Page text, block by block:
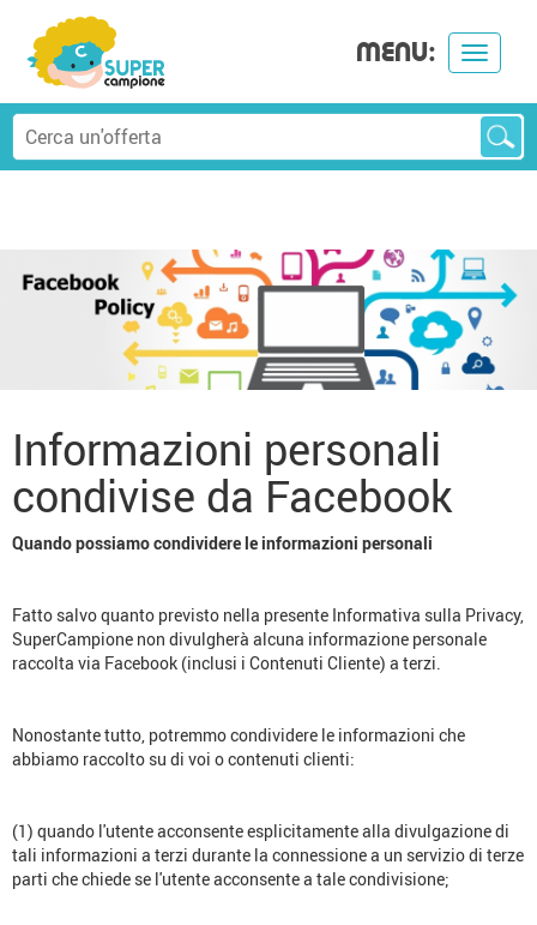
Toggle
MENU:
Informazioni personali
condivise da Facebook
Quando possiamo condividere le informazioni personali
Fatto salvo quanto previsto nella presente Informativa sulla Privacy,
SuperCampione non divulgherà alcuna informazione personale
raccolta via Facebook (inclusi i Contenuti Cliente) a terzi.
Nonostante tutto, potremmo condividere le informazioni che
abbiamo raccolto su di voi o contenuti clienti:
(1) quando l'utente acconsente esplicitamente alla divulgazione di
tali informazioni a terzi durante la connessione a un servizio di terze
parti che chiede se l'utente acconsente a tale condivisione;